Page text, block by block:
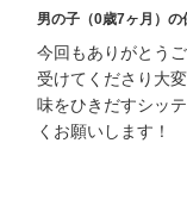
男の子（0歳7ヶ月）の
今回もありがとう
受けてくださり大
味をひきだすシッ
くお願いします！